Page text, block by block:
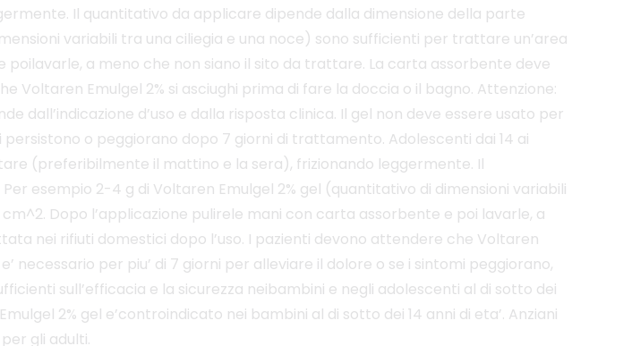
Il quantitativo da applicare dipende dalla dimensione della parte
variabili tra una ciliegia e una noce) sono sufficienti per trattare un’area
a meno che non siano il sito da trattare. La carta assorbente deve
Emulgel 2% si asciughi prima di fare la doccia o il bagno. Attenzione:
d’uso e dalla risposta clinica. Il gel non deve essere usato per
persistono o peggiorano dopo 7 giorni di trattamento. Adolescenti dai 14 ai
(preferibilmente il mattino e la sera), frizionando leggermente. Il
esempio 2-4 g di Voltaren Emulgel 2% gel (quantitativo di dimensioni variabili
Dopo l’applicazione pulirele mani con carta assorbente e poi lavarle, a
nei rifiuti domestici dopo l’uso. I pazienti devono attendere che Voltaren
necessario per piu’ di 7 giorni per alleviare il dolore o se i sintomi peggiorano,
sull’efficacia e la sicurezza neibambini e negli adolescenti al di sotto dei
2% gel e’controindicato nei bambini al di sotto dei 14 anni di eta’. Anziani
gli adulti.